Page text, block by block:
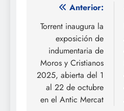
Navegación
de
entradas
Anterior:
Torrent inaugura la
exposición de
indumentaria de
Moros y Cristianos
2025, abierta del 1
al 22 de octubre
en el Antic Mercat